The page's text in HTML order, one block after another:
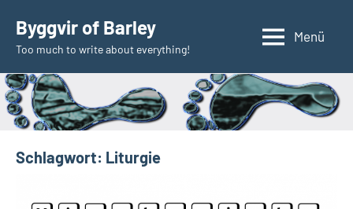
Inhalt
springen
Byggvir of Barley
Too much to write about everything!
Menü
Schlagwort: Liturgie